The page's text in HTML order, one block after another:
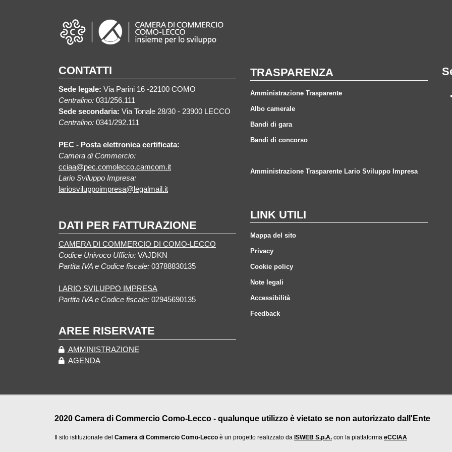
CONTATTI
Sede legale: Via Parini 16 -22100 COMO
Centralino: 031/256.111
Sede secondaria: Via Tonale 28/30 - 23900 LECCO
Centralino: 0341/292.111
PEC - Posta elettronica certificata:
Camera di Commercio:
cciaa@pec.comolecco.camcom.it
Lario Sviluppo Impresa:
lariosviluppoimpresa@legalmail.it
DATI PER FATTURAZIONE
CAMERA DI COMMERCIO DI COMO-LECCO
Codice Univoco Ufficio: VAJDKN
Partita IVA e Codice fiscale: 03788830135
LARIO SVILUPPO IMPRESA
Partita IVA e Codice fiscale: 02945690135
AREE RISERVATE
AMMINISTRAZIONE
AGENDA
TRASPARENZA
Amministrazione Trasparente
Albo camerale
Bandi di gara
Bandi di concorso
Amministrazione Trasparente Lario Sviluppo Impresa
LINK UTILI
Mappa del sito
Privacy
Cookie policy
Note legali
Accessibilità
Feedback
2020 Camera di Commercio Como-Lecco - qualunque utilizzo è vietato se non autorizzato dall'Ente
Il sito istituzionale del Camera di Commercio Como-Lecco è un progetto realizzato da ISWEB S.p.A. con la piattaforma eCCIAA